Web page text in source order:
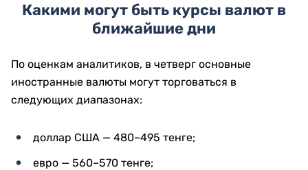
Какими могут быть курсы валют в
ближайшие дни
По оценкам аналитиков, в четверг основные
иностранные валюты могут торговаться в
следующих диапазонах:
доллар США — 480–495 тенге;
евро — 560–570 тенге;